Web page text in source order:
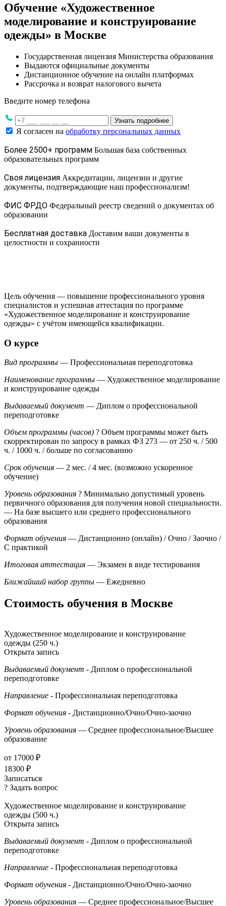
Обучение «Художественное
моделирование и конструирование
одежды» в Москве
Государственная лицензия Министерства образования
Выдаются официальные документы
Дистанционное обучение на онлайн платформах
Рассрочка и возврат налогового вычета
Введите номер телефона
Узнать подробнее
Я согласен на обработку персональных данных
Более 2500+ программ Большая база собственных
образовательных программ
Своя лицензия Аккредитации, лицензии и другие
документы, подтверждающие наш профессионализм!
ФИС ФРДО Федеральный реестр сведений о документах об
образовании
Бесплатная доставка Доставим ваши документы в
целостности и сохранности
Цель обучения — повышение профессионального уровня
специалистов и успешная аттестация по программе
«Художественное моделирование и конструирование
одежды» с учётом имеющейся квалификации.
О курсе
Вид программы — Профессиональная переподготовка
Наименование программы — Художественное моделирование
и конструирование одежды
Выдаваемый документ — Диплом о профессиональной
переподготовке
Объем программы (часов) ? Объем программы может быть
скорректирован по запросу в рамках ФЗ 273 — от 250 ч. / 500
ч. / 1000 ч. / больше по согласованию
Срок обучения — 2 мес. / 4 мес. (возможно ускоренное
обучение)
Уровень образования ? Минимально допустимый уровень
первичного образования для получения новой специальности.
— На базе высшего или среднего профессионального
образования
Формат обучения — Дистанционно (онлайн) / Очно / Заочно /
С практикой
Итоговая аттестация — Экзамен в виде тестирования
Ближайший набор группы — Ежедневно
Стоимость обучения в Москве
Художественное моделирование и конструирование
одежды (250 ч.)
Открыта запись
Выдаваемый документ - Диплом о профессиональной
переподготовке
Направление - Профессиональная переподготовка
Формат обучения - Дистанционно/Очно/Очно-заочно
Уровень образования — Среднее профессиональное/Высшее
образование
от 17000 ₽
18300 ₽
Записаться
? Задать вопрос
Художественное моделирование и конструирование
одежды (500 ч.)
Открыта запись
Выдаваемый документ - Диплом о профессиональной
переподготовке
Направление - Профессиональная переподготовка
Формат обучения - Дистанционно/Очно/Очно-заочно
Уровень образования — Среднее профессиональное/Высшее